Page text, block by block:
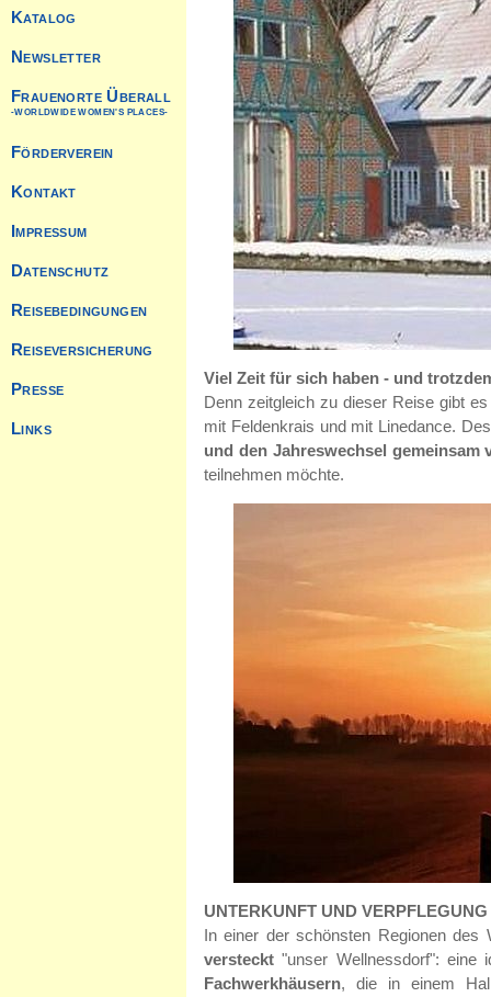
Viel Zeit für sich haben - und
Denn zeitgleich zu dieser Reise gibt
mit Feldenkrais und mit Linedance.
und den Jahreswechsel gemeinsam
teilnehmen möchte.
UNTERKUNFT UND VERPFLEGUNG
In einer der schönsten Regionen
versteckt"unser Wellnessdorf": eine
Fachwerkhäusern, die in einem